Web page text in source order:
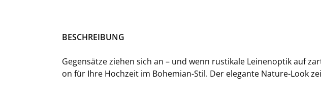
BE­SCHREI­BUNG
Ge­gen­sät­ze zie­hen sich an – und wenn rus­ti­ka­le Lei­nen­op­tik auf
on für Ihre Hoch­zeit im Bohemian-​Stil. Der ele­gan­te Nature-​Look